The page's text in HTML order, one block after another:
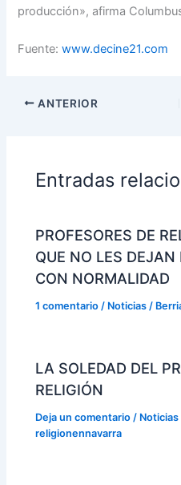
producción», afirma
Fuente:www.decine21.com
ANTERIOR
Entradas
PROFESORES DE
QUE NO LES DEJAN
CON NORMALIDAD
1 comentario / Noticias /
LA SOLEDAD DEL
RELIGIÓN
Deja un comentario /
religionennavarra